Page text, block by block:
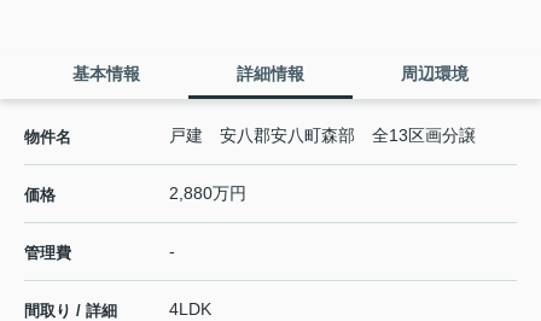
基本情報 詳細情報 周辺環境
物件名 戸建 安八郡安八町森部 全13区画分譲
価格 2,880万円
管理費 -
間取り / 詳細
4LDK